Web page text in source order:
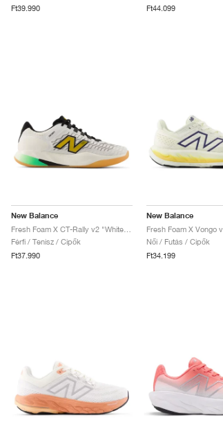
Ft39.990
Ft44.099
New Balance
Fresh Foam X CT-Rally v2 "White & Metallic Gold"
Férfi / Tenisz / Cipők
Ft37.990
New Balance
Női / Futás / Cipők
Ft34.199